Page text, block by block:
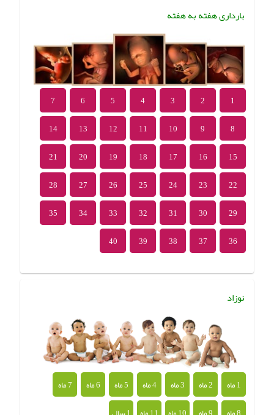
بارداری هفته به هفته
1
2
3
4
5
6
7
8
9
10
11
12
13
14
15
16
17
18
19
20
21
22
23
24
25
26
27
28
29
30
31
32
33
34
35
36
37
38
39
40
نوزاد
1 ماه 2 ماه 3 ماه 4 ماه 5 ماه 6 ماه
7 ماه